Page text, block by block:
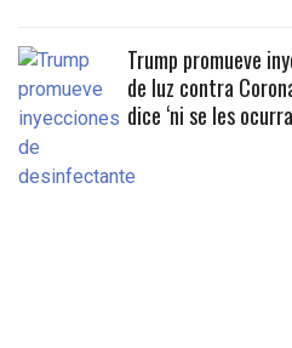
Trump promueve
de luz contra
dice ‘ni se les ocurra